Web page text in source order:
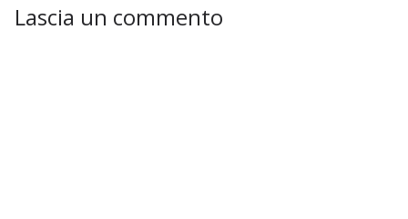
Lascia un commento